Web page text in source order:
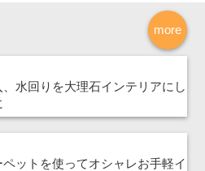
more
水回りを大理石インテリアにし
ットを使ってオシャレお手軽イ